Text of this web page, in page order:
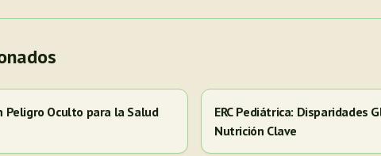
Oculto para la Salud
ERC Pediátrica: Disparidades
Nutrición Clave